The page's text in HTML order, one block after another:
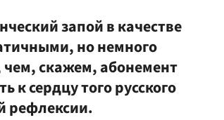
запой в качестве
но немного
скажем, абонемент
сердцу того русского
рефлексии.